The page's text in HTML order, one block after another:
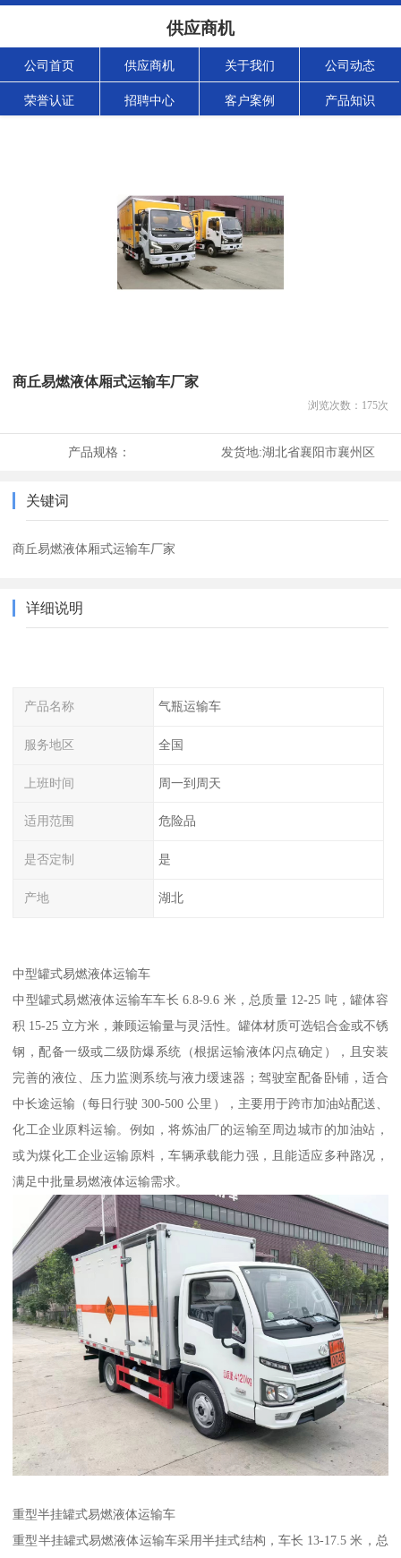
供应商机
公司首页 供应商机 关于我们 公司动态
荣誉认证 招聘中心 客户案例 产品知识
商丘易燃液体厢式运输车厂家
浏览次数： 175次
产品规格： 发货地:湖北省襄阳市襄州区
关键词
商丘易燃液体厢式运输车厂家
详细说明
产品名称 气瓶运输车
服务地区 全国
上班时间 周一到周天
适用范围 危险品
是否定制 是
产地 湖北
中型罐式易燃液体运输车​
中型罐式易燃液体运输车车长 6.8-9.6 米，总质量 12-25 吨，罐体容
积 15-25 立方米，兼顾运输量与灵活性。罐体材质可选铝合金或不锈
钢，配备一级或二级防爆系统（根据运输液体闪点确定），且安装
完善的液位、压力监测系统与液力缓速器；驾驶室配备卧铺，适合
中长途运输（每日行驶 300-500 公里），主要用于跨市加油站配送、
化工企业原料运输。例如，将炼油厂的运输至周边城市的加油站，
或为煤化工企业运输原料，车辆承载能力强，且能适应多种路况，
满足中批量易燃液体运输需求。​
重型半挂罐式易燃液体运输车​
重型半挂罐式易燃液体运输车采用半挂式结构，车长 13-17.5 米，总